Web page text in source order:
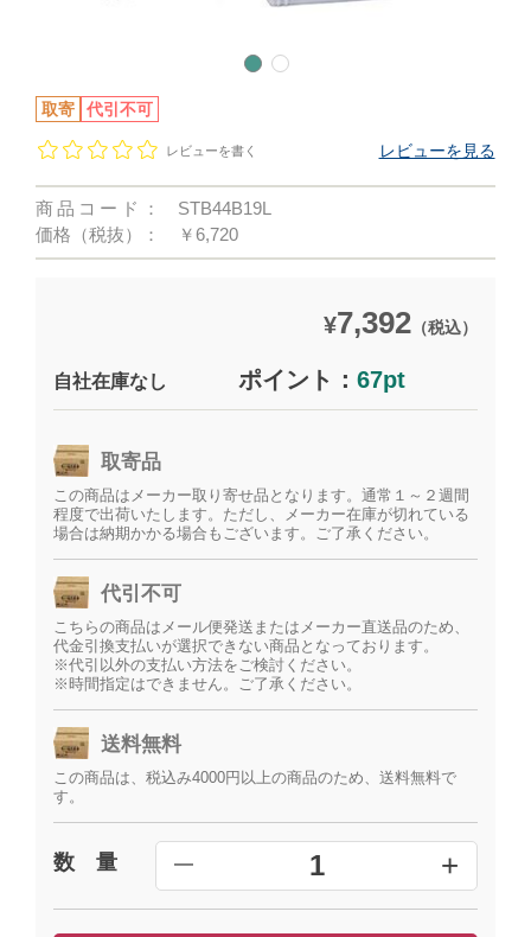
取寄 代引不可
レビューを書く レビューを見る
商品コード：
STB44B19L
価格（税抜）：
￥6,720
¥7,392（税込）
自社在庫なし ポイント：67pt
取寄品
この商品はメーカー取り寄せ品となります。通常１～２週間
程度で出荷いたします。ただし、メーカー在庫が切れている
場合は納期かかる場合もございます。ご了承ください。
代引不可
こちらの商品はメール便発送またはメーカー直送品のため、
代金引換支払いが選択できない商品となっております。
※代引以外の支払い方法をご検討ください。
※時間指定はできません。ご了承ください。
送料無料
この商品は、税込み4000円以上の商品のため、送料無料で
す。
数 量 ━ 1 +